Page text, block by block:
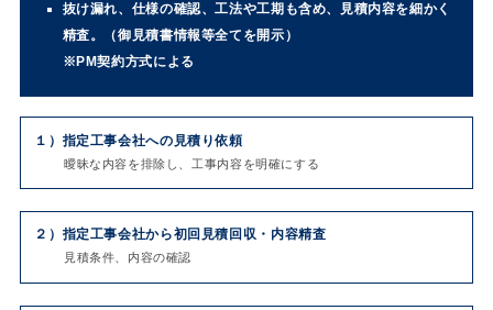
抜け漏れ、仕様の確認、工法や工期も含め、見積内容を細かく
精査。（御見積書情報等全てを開示）
※PM契約方式による
１） 指定工事会社への見積り依頼
曖昧な内容を排除し、工事内容を明確にする
２） 指定工事会社から初回見積回収・内容精査
見積条件、内容の確認